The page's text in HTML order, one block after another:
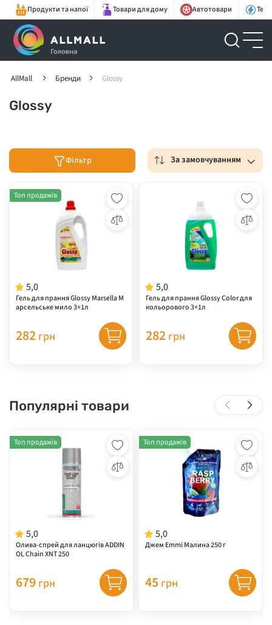
Продукти та напої Товари для дому Автотовари
AllMall Бренди Glossy
Glossy
Фільтр За замовчуванням
5,0
Гель для прання Glossy Marsella М
арсельське мило 3+1л
Топ продажів
282 грн
5,0
Гель для прання Glossy Color для
кольорового 3+1л
282 грн
Популярні товари
5,0
Олива-спрей для ланцюгів ADDIN
OL Chain XNT 250
Топ продажів
679 грн
5,0
Джем Emmi Малина 250 г
Топ продажів
45 грн